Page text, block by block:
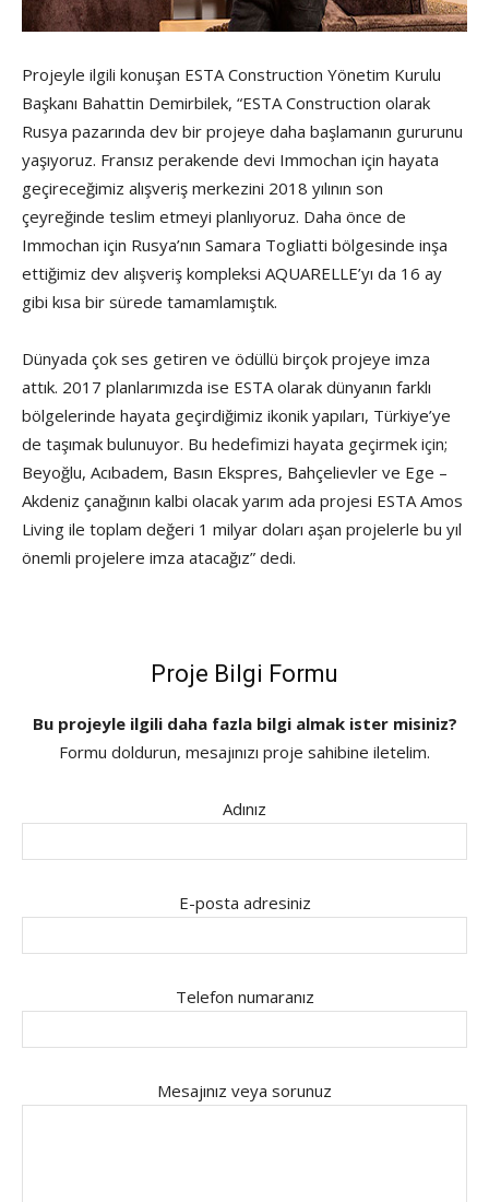
Projeyle ilgili konuşan ESTA Construction Yönetim Kurulu
Başkanı Bahattin Demirbilek, “ESTA Construction olarak
Rusya pazarında dev bir projeye daha başlamanın gururunu
yaşıyoruz. Fransız perakende devi Immochan için hayata
geçireceğimiz alışveriş merkezini 2018 yılının son
çeyreğinde teslim etmeyi planlıyoruz. Daha önce de
Immochan için Rusya’nın Samara Togliatti bölgesinde inşa
ettiğimiz dev alışveriş kompleksi AQUARELLE’yı da 16 ay
gibi kısa bir sürede tamamlamıştık.
Dünyada çok ses getiren ve ödüllü birçok projeye imza
attık. 2017 planlarımızda ise ESTA olarak dünyanın farklı
bölgelerinde hayata geçirdiğimiz ikonik yapıları, Türkiye’ye
de taşımak bulunuyor. Bu hedefimizi hayata geçirmek için;
Beyoğlu, Acıbadem, Basın Ekspres, Bahçelievler ve Ege –
Akdeniz çanağının kalbi olacak yarım ada projesi ESTA Amos
Living ile toplam değeri 1 milyar doları aşan projelerle bu yıl
önemli projelere imza atacağız” dedi.
Proje Bilgi Formu
Bu projeyle ilgili daha fazla bilgi almak ister misiniz?
Formu doldurun, mesajınızı proje sahibine iletelim.
Adınız
E-posta adresiniz
Telefon numaranız
Mesajınız veya sorunuz